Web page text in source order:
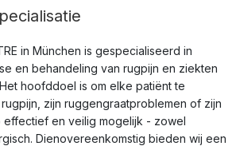
in München is gespecialiseerd in
en behandeling van rugpijn en ziekten
hoofddoel is om elke patiënt te
zijn ruggengraatproblemen of zijn
en veilig mogelijk - zowel
Dienovereenkomstig bieden wij een